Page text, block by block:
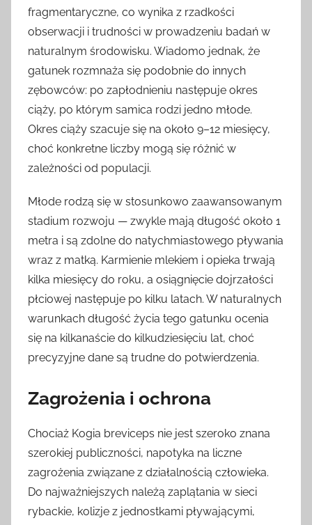
fragmentaryczne, co wynika z rzadkości
obserwacji i trudności w prowadzeniu badań w
naturalnym środowisku. Wiadomo jednak, że
gatunek rozmnaża się podobnie do innych
zębowców: po zapłodnieniu następuje okres
ciąży, po którym samica rodzi jedno młode.
Okres ciąży szacuje się na około 9–12 miesięcy,
choć konkretne liczby mogą się różnić w
zależności od populacji.
Młode rodzą się w stosunkowo zaawansowanym
stadium rozwoju — zwykle mają długość około 1
metra i są zdolne do natychmiastowego pływania
wraz z matką. Karmienie mlekiem i opieka trwają
kilka miesięcy do roku, a osiągnięcie dojrzałości
płciowej następuje po kilku latach. W naturalnych
warunkach długość życia tego gatunku ocenia
się na kilkanaście do kilkudziesięciu lat, choć
precyzyjne dane są trudne do potwierdzenia.
Zagrożenia i ochrona
Chociaż Kogia breviceps nie jest szeroko znana
szerokiej publiczności, napotyka na liczne
zagrożenia związane z działalnością człowieka.
Do najważniejszych należą zaplątania w sieci
rybackie, kolizje z jednostkami pływającymi,